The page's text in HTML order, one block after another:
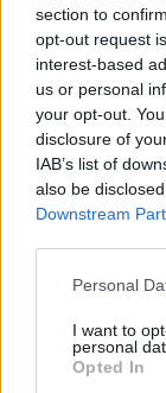
section to
opt-out request
interest-based
us or personal
your opt-out.
disclosure of
IAB’s list of
also be
Downstream
Personal
I want to
personal
Opted In
Potom sa
televízne
nevenujete
chodiť celý
určitom
rozhodne sa
prvky
Nejde o
Ide o to, ako
r